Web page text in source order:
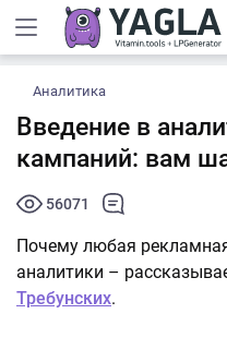
Аналитика
Введение в
кампаний: вам
56071
Почему любая
аналитики –
Требунских.